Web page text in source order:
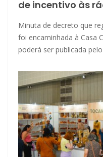
de incentivo às
Minuta de decreto que
foi encaminhada à Casa
poderá ser publicada